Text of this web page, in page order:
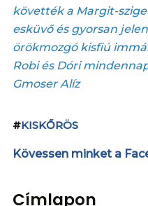
követték a Margit-
esküvő és gyorsan
örökmozgó kisfiú
Robi és Dóri
Gmoser Alíz
#KISKŐRÖS
Kövessen minket a
Címlapon